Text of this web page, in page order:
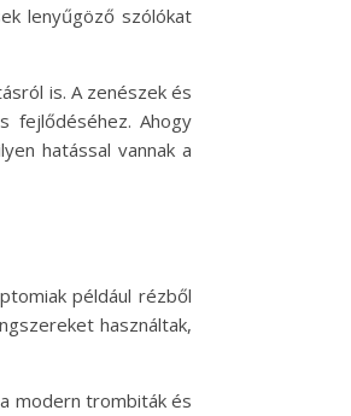
lenyűgöző szólókat
is. A zenészek és
fejlődéséhez. Ahogy
hatással vannak a
például rézből
használtak,
modern trombiták és